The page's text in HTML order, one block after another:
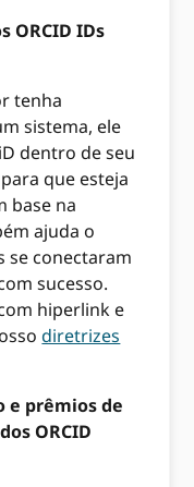
ORCID IDs
tenha
sistema, ele
dentro de seu
que esteja
base na
ajuda o
se conectaram
sucesso.
hiperlink e
diretrizes
e prêmios de
ORCID